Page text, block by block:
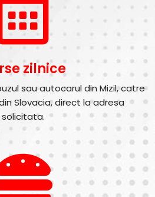
zilnice
sau autocarul din Mizil, catre
Slovacia, direct la adresa
solicitata.